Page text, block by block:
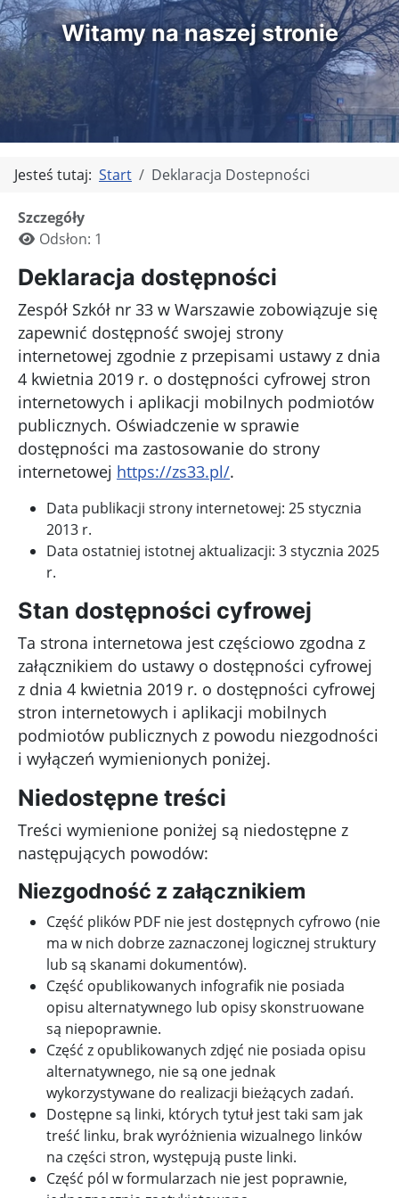
Witamy na naszej stronie
Jesteś tutaj: Start Deklaracja Dostepności
Szczegóły
Odsłon: 1
Deklaracja dostępności
Zespół Szkół nr 33 w Warszawie zobowiązuje się
zapewnić dostępność swojej strony
internetowej zgodnie z przepisami ustawy z dnia
4 kwietnia 2019 r. o dostępności cyfrowej stron
internetowych i aplikacji mobilnych podmiotów
publicznych. Oświadczenie w sprawie
dostępności ma zastosowanie do strony
internetowej https://zs33.pl/.
Data publikacji strony internetowej: 25 stycznia
2013 r.
Data ostatniej istotnej aktualizacji: 3 stycznia 2025
r.
Stan dostępności cyfrowej
Ta strona internetowa jest częściowo zgodna z
załącznikiem do ustawy o dostępności cyfrowej
z dnia 4 kwietnia 2019 r. o dostępności cyfrowej
stron internetowych i aplikacji mobilnych
podmiotów publicznych z powodu niezgodności
i wyłączeń wymienionych poniżej.
Niedostępne treści
Treści wymienione poniżej są niedostępne z
następujących powodów:
Niezgodność z załącznikiem
Część plików PDF nie jest dostępnych cyfrowo (nie
ma w nich dobrze zaznaczonej logicznej struktury
lub są skanami dokumentów).
Część opublikowanych infografik nie posiada
opisu alternatywnego lub opisy skonstruowane
są niepoprawnie.
Część z opublikowanych zdjęć nie posiada opisu
alternatywnego, nie są one jednak
wykorzystywane do realizacji bieżących zadań.
Dostępne są linki, których tytuł jest taki sam jak
treść linku, brak wyróżnienia wizualnego linków
na części stron, występują puste linki.
Część pól w formularzach nie jest poprawnie,